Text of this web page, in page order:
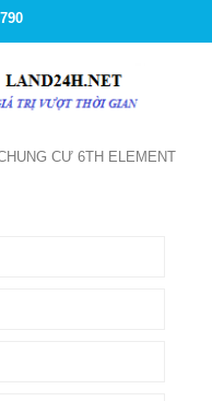
CƯ 6TH ELEMENT